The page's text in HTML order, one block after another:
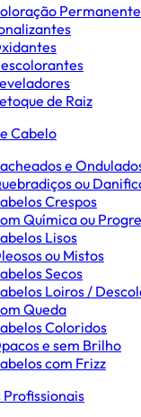
Permanente
de Raiz
Cabelo
e
ou
Crespos
Química ou
Lisos
ou Mistos
Secos
Loiros /
Queda
Coloridos
e sem Brilho
com Frizz
Profissionais